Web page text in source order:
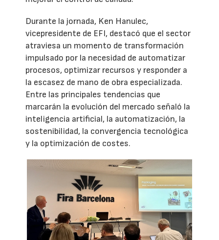
Durante la jornada, Ken Hanulec,
vicepresidente de EFI, destacó que el sector
atraviesa un momento de transformación
impulsado por la necesidad de automatizar
procesos, optimizar recursos y responder a
la escasez de mano de obra especializada.
Entre las principales tendencias que
marcarán la evolución del mercado señaló la
inteligencia artificial, la automatización, la
sostenibilidad, la convergencia tecnológica
y la optimización de costes.